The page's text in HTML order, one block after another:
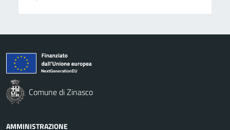
Comune di Zinasco
AMMINISTRAZIONE